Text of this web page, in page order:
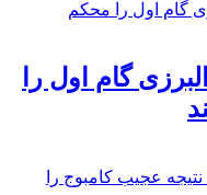
گام اول را